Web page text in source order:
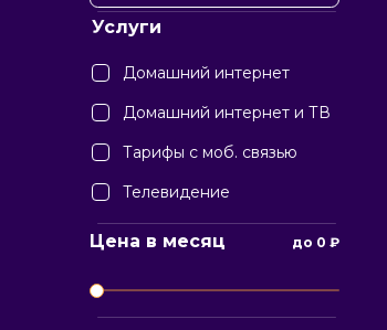
Услуги
Домашний интернет
Домашний интернет и ТВ
Тарифы с моб. связью
Телевидение
Цена в месяц до 0 ₽